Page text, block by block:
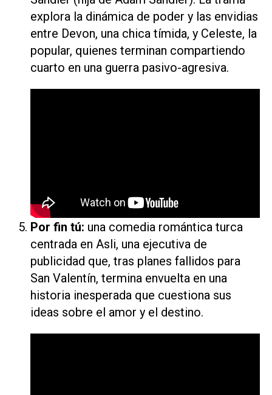
explora la dinámica de poder y las envidias
entre Devon, una chica tímida, y Celeste, la
popular, quienes terminan compartiendo
cuarto en una guerra pasivo-agresiva.
Por fin tú: una comedia romántica turca
centrada en Asli, una ejecutiva de
publicidad que, tras planes fallidos para
San Valentín, termina envuelta en una
historia inesperada que cuestiona sus
ideas sobre el amor y el destino.